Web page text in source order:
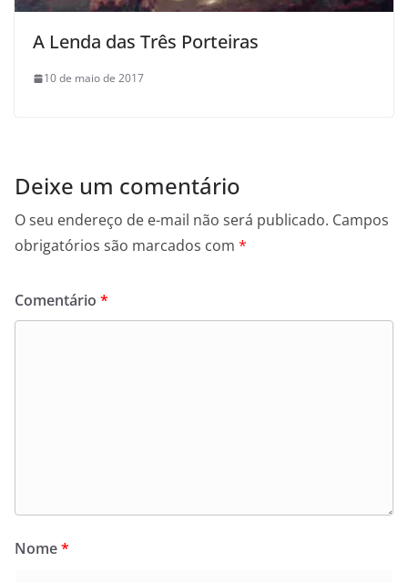
A Lenda das Três Porteiras
10 de maio de 2017
Deixe um comentário
O seu endereço de e-mail não será publicado. Campos
obrigatórios são marcados com *
Comentário *
Nome*